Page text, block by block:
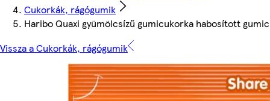
Cukorkák, rágógumik
Haribo Quaxi gyümölcsízű gumicukorka habosított
Vissza a Cukorkák, rágógumik